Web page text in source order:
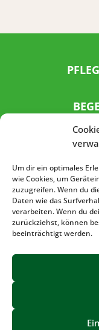
Um dir ein optimales
wie Cookies, um
zuzugreifen. Wenn du
Daten wie das
verarbeiten. Wenn du
zurückziehst, können
beeinträchtigt werden.
IBAN: